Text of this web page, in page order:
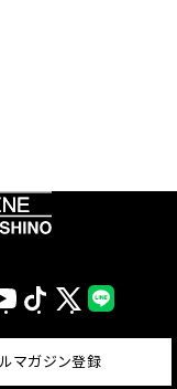
YouTubeTikTok X
(Twitter)
マガジン登録